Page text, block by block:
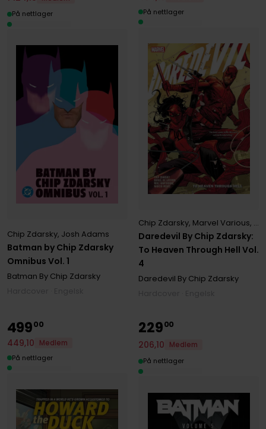
Batman by Chip Zdarsky
Omnibus Vol. 1
Chip Zdarsky, Josh Adams
Batman By Chip Zdarsky
På nettlager
Daredevil By Chip Zdarsky:
To Heaven Through Hell Vol.
4
Chip Zdarsky, Marvel Various,
Daredevil By Chip Zdarsky
På nettlager
49900
449,10
Medlem
På nettlager
22900
206,10
Medlem
På nettlager